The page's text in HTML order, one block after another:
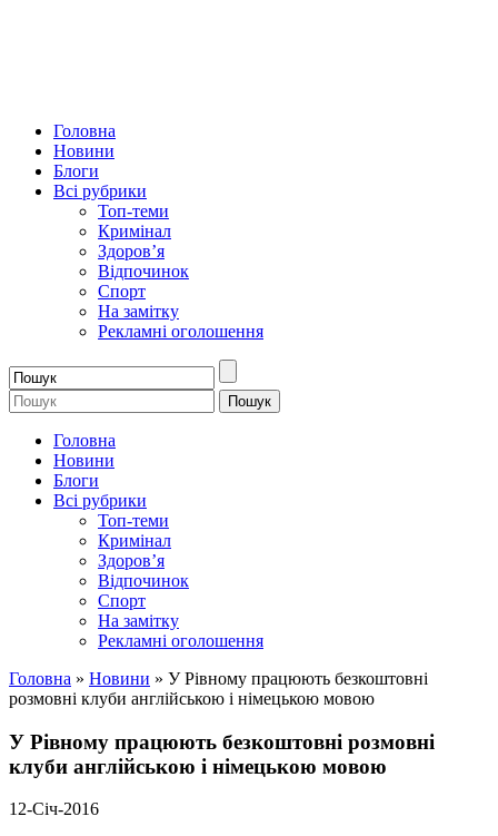
Головна
Новини
Блоги
Всі рубрики
Топ-теми
Кримінал
Здоров’я
Відпочинок
Спорт
На замітку
Рекламні оголошення
Головна
Новини
Блоги
Всі рубрики
Топ-теми
Кримінал
Здоров’я
Відпочинок
Спорт
На замітку
Рекламні оголошення
Головна » Новини » У Рівному працюють безкоштовні
розмовні клуби англійською і німецькою мовою
У Рівному працюють безкоштовні розмовні
клуби англійською і німецькою мовою
12-Січ-2016